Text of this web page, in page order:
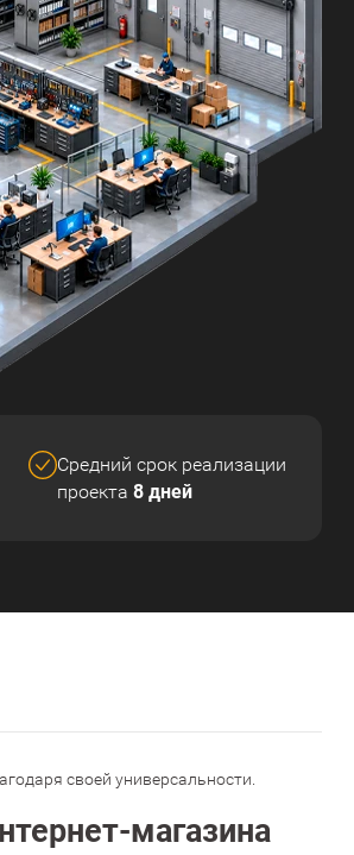
Средний срок реализации
проекта 8 дней
своей универсальности.
магазина